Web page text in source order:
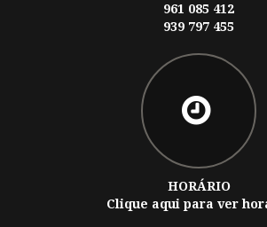
961 085 412
939 797 455
HORÁRIO
Clique aqui para ver